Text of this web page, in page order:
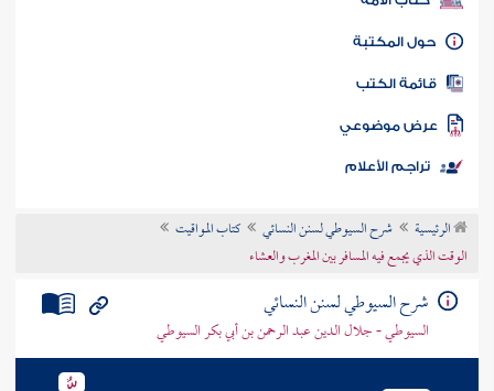
كتاب الأمة
المكتبة
الكتب
موضوعي
تراجم الأعلام
الرئيسية شرح السيوطي لسنن النسائي
كتاب المواقيت
الوقت الذي يجمع فيه المسافر بين المغرب والعشاء
شرح السيوطي لسنن النسائي
السيوطي - جلال الدين عبد الرحمن بن أبي بكر السيوطي